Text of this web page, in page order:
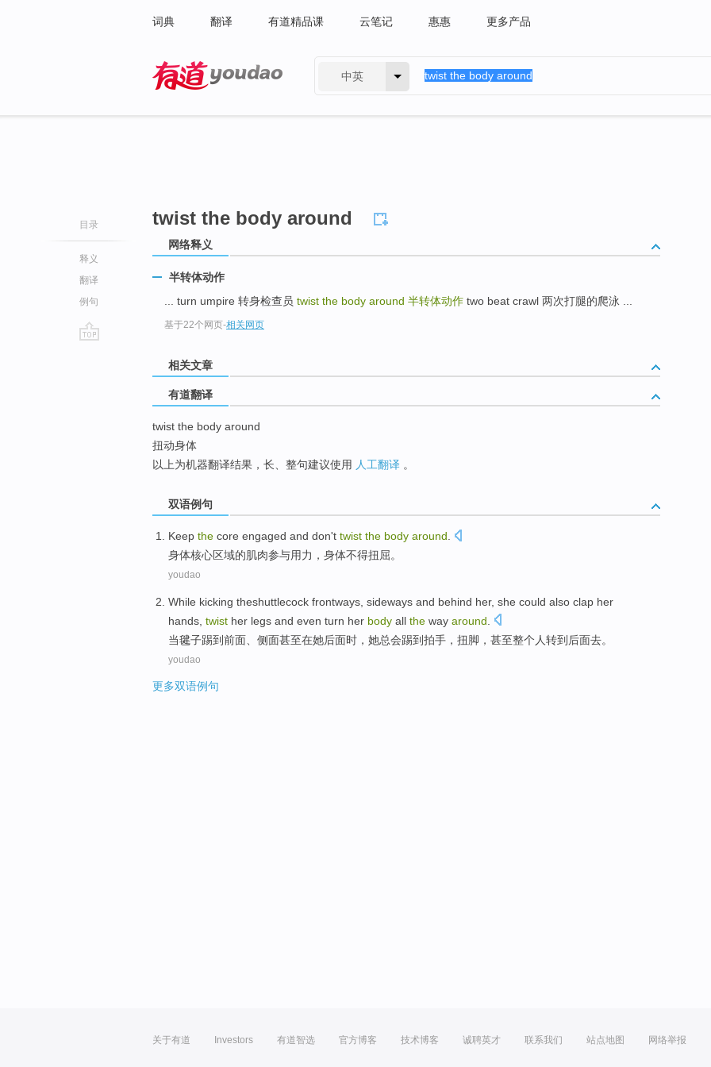
词典 翻译 有道精品课 云笔记 惠惠 更多产品
中英
目录
释义
翻译
例句
twist the body around
网络释义
半转体动作
... turn umpire 转身检查员 twist the body around 半转体动作 two beat crawl 两次打腿的爬泳 ...
基于22个网页-相关网页
相关文章
有道翻译
twist the body around
扭动身体
以上为机器翻译结果，长、整句建议使用 人工翻译 。
双语例句
Keep the core engaged and don't twist the body around
身体核心区域的肌肉参与用力，身体不得扭屈。
youdao
While kicking theshuttlecock frontways sideways and behind her, she could also clap her
hands, twist her legs and even turn her body all the way around
当毽子踢到前面、 侧面甚至在她后面时， 她总会踢到拍手 ， 扭脚 ，甚至整个 人转到 后面去。
youdao
更多双语例句
关于有道 Investors 有道智选 官方博客 技术博客 诚聘英才 联系我们 站点地图 网络举报